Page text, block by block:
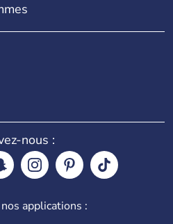
nous :
applications :